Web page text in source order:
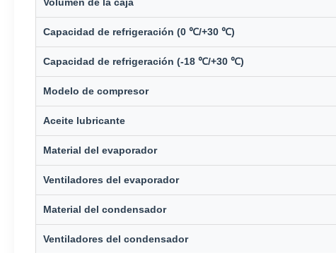
Capacidad de refrigeración (0 ℃/+30 ℃)
Capacidad de refrigeración (-18 ℃/+30 ℃)
Modelo de compresor
Aceite lubricante
Material del evaporador
Ventiladores del evaporador
Material del condensador
Ventiladores del condensador